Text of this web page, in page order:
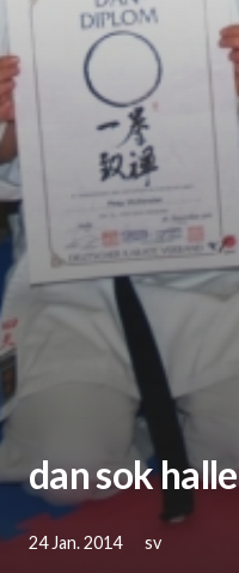
dan sok halle
24 Jan. 2014 sv